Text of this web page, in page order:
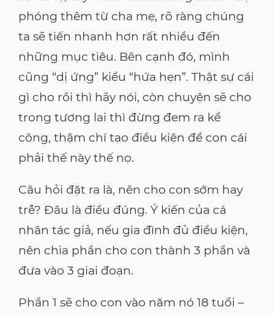
phóng thêm từ cha mẹ, rõ ràng chúng
ta sẽ tiến nhanh hơn rất nhiều đến
những mục tiêu. Bên cạnh đó, mình
cũng “dị ứng” kiểu “hứa hẹn”. Thật sự cái
gì cho rồi thì hãy nói, còn chuyện sẽ cho
trong tương lai thì đừng đem ra kể
công, thậm chí tạo điều kiện để con cái
phải thế này thế nọ.
Câu hỏi đặt ra là, nên cho con sớm hay
trễ? Đâu là điều đúng. Ý kiến của cá
nhân tác giả, nếu gia đình đủ điều kiện,
nên chia phần cho con thành 3 phần và
đưa vào 3 giai đoạn.
Phần 1 sẽ cho con vào năm nó 18 tuổi –